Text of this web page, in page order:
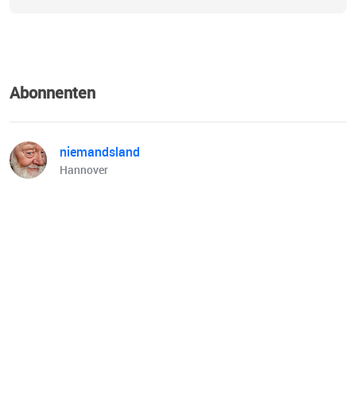
Abonnenten
niemandsland
Hannover